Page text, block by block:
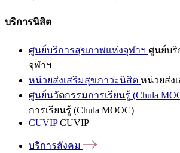
บริการนิสิต
ศูนย์บริการสุขภาพแห่งจุฬาฯ ศูนย์บริ
จุฬาฯ
หน่วยส่งเสริมสุขภาวะนิสิต หน่วยส่ง
ศูนย์นวัตกรรมการเรียนรู้ (Chula
การเรียนรู้ (Chula MOOC)
CUVIPCUVIP
บริการสังคม